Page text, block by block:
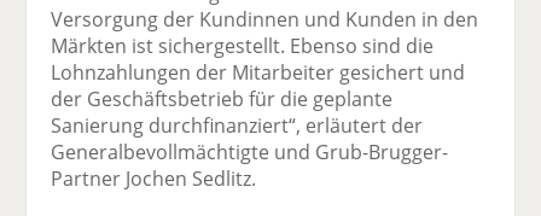
Versorgung der Kundinnen und Kunden in den
Märkten ist sichergestellt. Ebenso sind die
Lohnzahlungen der Mitarbeiter gesichert und
der Geschäftsbetrieb für die geplante
Sanierung durchfinanziert“, erläutert der
Generalbevollmächtigte und Grub-Brugger-
Partner Jochen Sedlitz.